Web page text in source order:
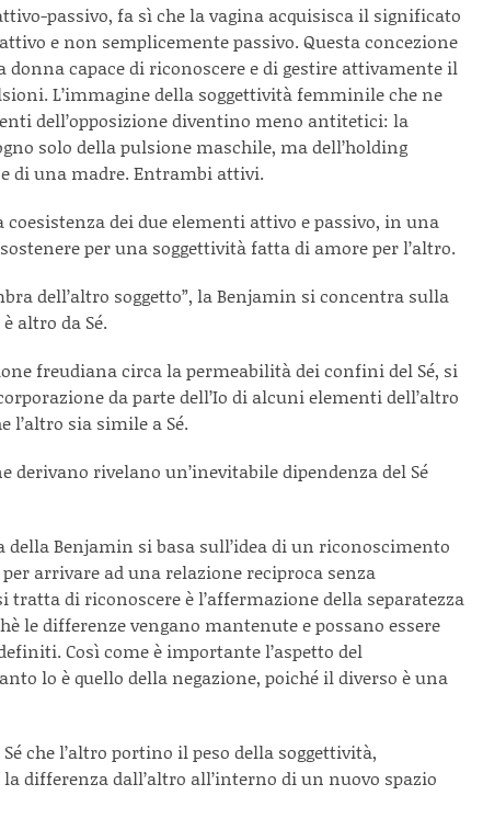
passivo, fa sì che la vagina acquisisca il significato
e non semplicemente passivo. Questa concezione
donna capace di riconoscere e di gestire attivamente il
L’immagine della soggettività femminile che ne
dell’opposizione diventino meno antitetici: la
solo della pulsione maschile, ma dell’holding
di una madre. Entrambi attivi.
coesistenza dei due elementi attivo e passivo, in una
per una soggettività fatta di amore per l’altro.
dell’altro soggetto”, la Benjamin si concentra sulla
altro da Sé.
freudiana circa la permeabilità dei confini del Sé, si
da parte dell’Io di alcuni elementi dell’altro
l’altro sia simile a Sé.
derivano rivelano un’inevitabile dipendenza del Sé
della Benjamin si basa sull’idea di un riconoscimento
per arrivare ad una relazione reciproca senza
tratta di riconoscere è l’affermazione della separatezza
le differenze vengano mantenute e possano essere
Così come è importante l’aspetto del
lo è quello della negazione, poiché il diverso è una
che l’altro portino il peso della soggettività,
differenza dall’altro all’interno di un nuovo spazio